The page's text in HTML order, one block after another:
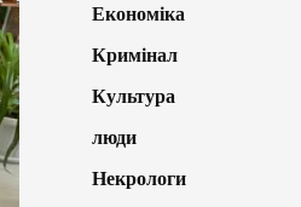
Економіка
Кримінал
Культура
люди
Некрологи